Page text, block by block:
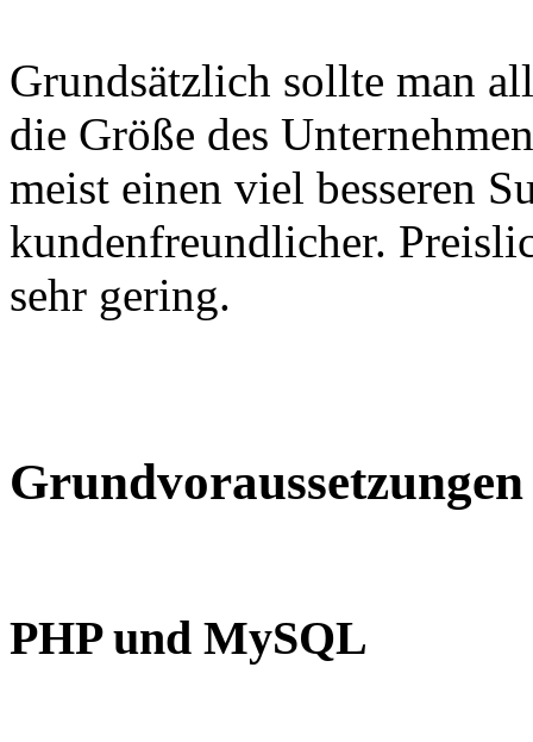
Grundsätzlich sollte man
die Größe des
meist einen viel besseren
kundenfreundlicher.
sehr gering.
Grundvoraussetzungen
PHP und MySQL